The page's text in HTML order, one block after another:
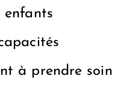
enfants
à prendre soin